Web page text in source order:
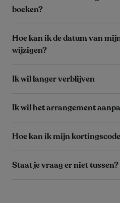
boeken?
Hoe kan ik de datum van
wijzigen?
Ik wil langer verblijven
Ik wil het arrangement
Hoe kan ik mijn
Staat je vraag er niet tussen?